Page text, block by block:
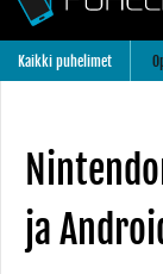
Kaikki puhelimet
ja